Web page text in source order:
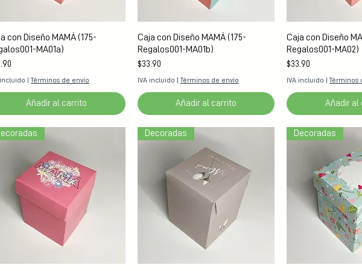
Vista rápida
con Diseño MAMÁ (175-
MA01a)
incluido |Términos de envío
Añadir al carrito
Vista rápida
Caja con Diseño MAMÁ (175-
Regalos001-MA01b)
Precio
$33.90
IVA incluido |Términos de envío
Añadir al carrito
Vista
Caja con Diseño
Regalos001-MA02)
Precio
$33.90
IVA incluido |Términos
Añadir al
Decoradas Decoradas